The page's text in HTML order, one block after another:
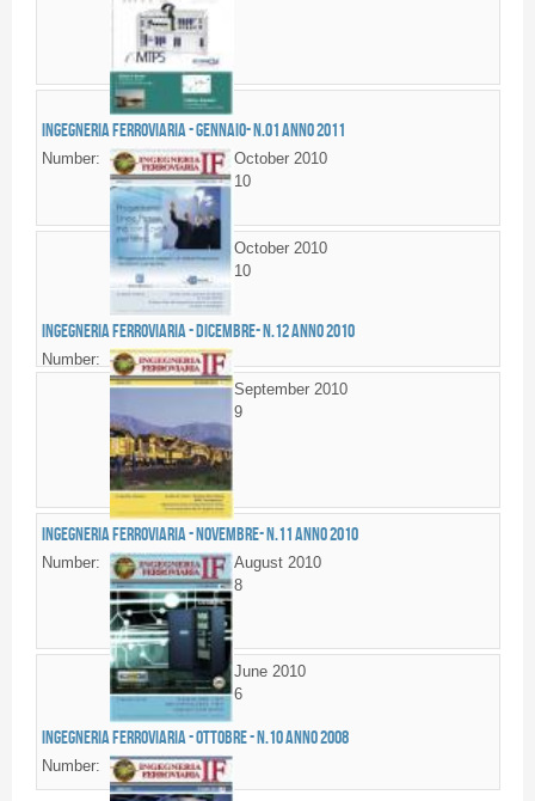
Ingegneria Ferroviaria - GENNAIO- n.01 anno 2011
Number:
Ingegneria Ferroviaria - DICEMBRE- n.12 anno 2010
Number:
Ingegneria Ferroviaria - NOVEMBRE- n.11 anno 2010
Number:
Ingegneria Ferroviaria - OTTOBRE - n.10 anno 2008
October 2010
Number:
10
October 2010
10
September 2010
9
August 2010
8
June 2010
6